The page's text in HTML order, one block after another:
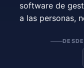
software de
a las personas,